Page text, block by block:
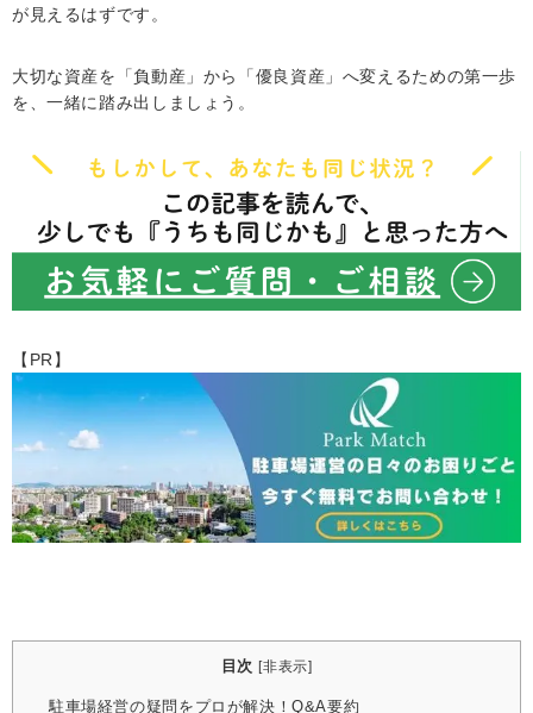
が見えるはずです。
大切な資産を「負動産」から「優良資産」へ変えるための第一歩
を、一緒に踏み出しましょう。
【PR】
目次 [非表示]
駐車場経営の疑問をプロが解決！Q&A要約